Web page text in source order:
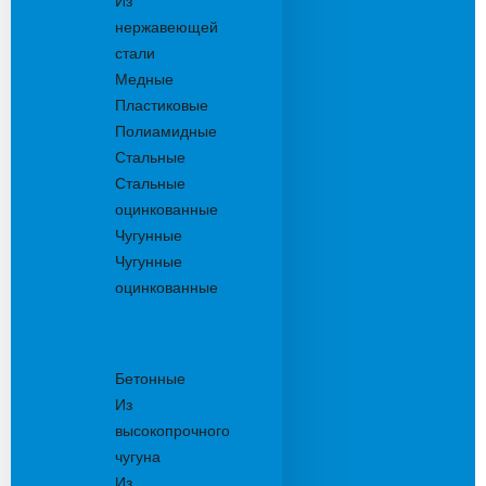
нержавеющей
стали
Медные
Пластиковые
Полиамидные
Стальные
Стальные
оцинкованные
Чугунные
Чугунные
оцинкованные
Бетонные
Из
высокопрочного
чугуна